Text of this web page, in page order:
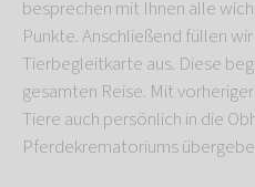
besprechen mit Ihnen alle
Punkte. Anschließend füllen
Tierbegleitkarte aus. Diese
gesamten Reise. Mit
Tiere auch persönlich in die
Pferdekrematoriums